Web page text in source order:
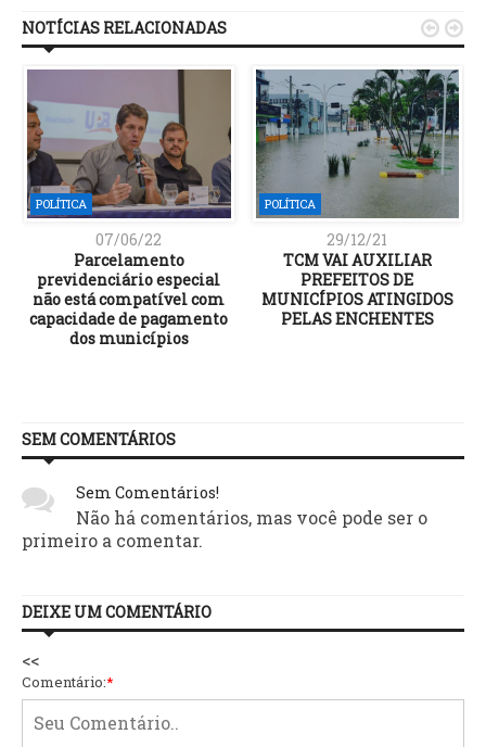
NOTÍCIAS RELACIONADAS
POLÍTICA
07/06/22
Parcelamento
previdenciário especial
não está compatível com
capacidade de pagamento
dos municípios
POLÍTICA
29/12/21
TCM VAI AUXILIAR
PREFEITOS DE
MUNICÍPIOS ATINGIDOS
PELAS ENCHENTES
 
SEM COMENTÁRIOS
Sem Comentários!
Não há comentários, mas você pode ser o
primeiro a comentar.
DEIXE UM COMENTÁRIO
<<
Comentário:*